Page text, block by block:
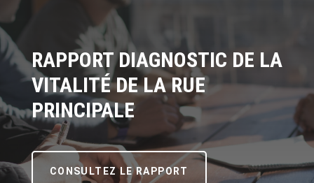
RAPPORT DIAGNOSTIC DE LA
VITALITÉ DE LA RUE
PRINCIPALE
CONSULTEZ LE RAPPORT